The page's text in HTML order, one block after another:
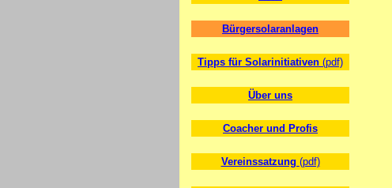
Bürgersolaranlagen
Tipps für Solarinitiativen (pdf)
Über uns
Coacher und Profis
Vereinssatzung (pdf)